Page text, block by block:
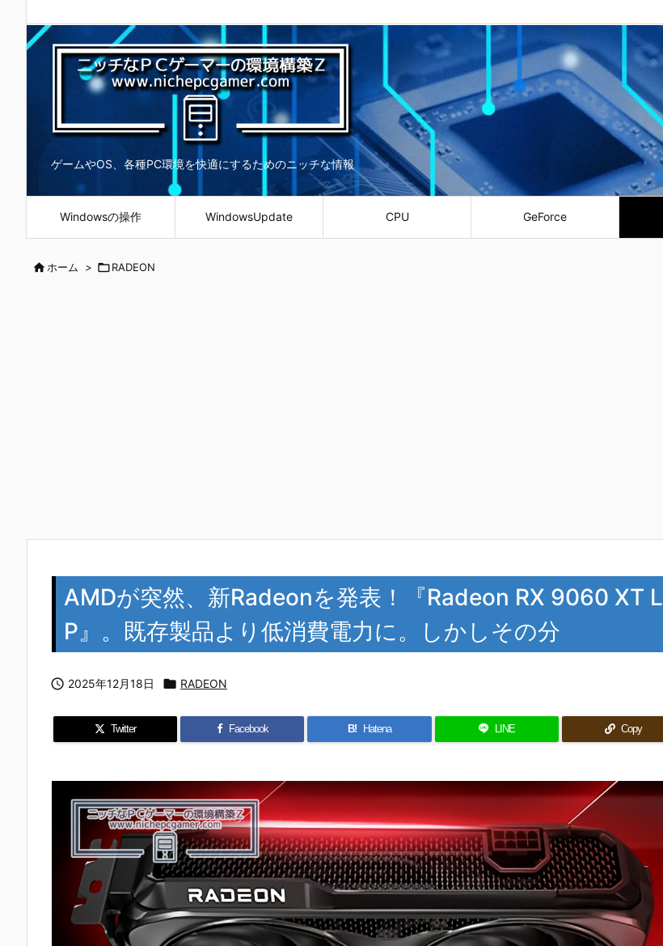
ゲームやOS、各種PC環境を快適にするためのニッチな情報
Windowsの操作 WindowsUpdate CPU GeForce
ホーム > RADEON
AMDが突然、新Radeonを発表！『Radeon RX 9060 XT L
P』。既存製品より低消費電力に。しかしその分
 2025年12月18日  RADEON
Twitter Facebook B! Hatena LINE Copy